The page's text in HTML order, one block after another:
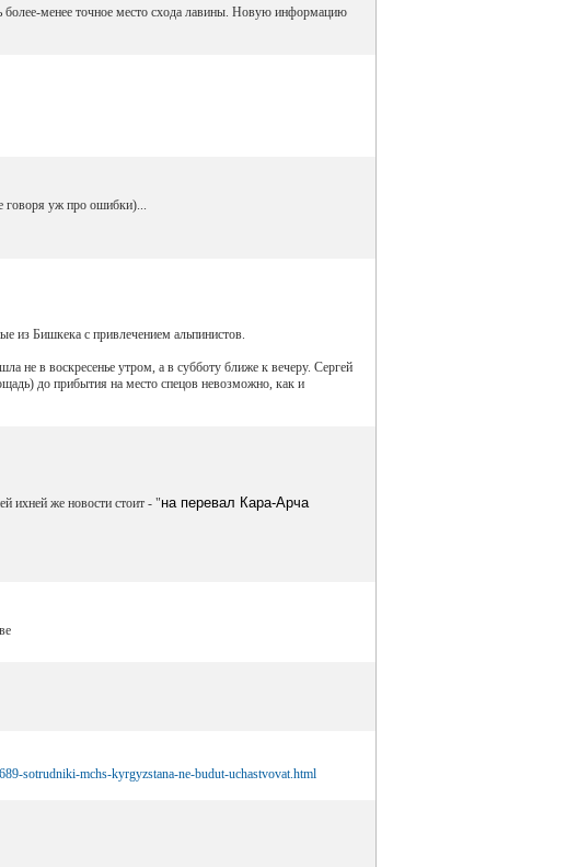
более-менее точное место схода лавины. Новую информацию
говоря уж про ошибки)...
из Бишкека с привлечением альпинистов.
не в воскресенье утром, а в субботу ближе к вечеру. Сергей
до прибытия на место спецов невозможно, как и
ихней же новости стоит - "на перевал Кара-Арча
sotrudniki-mchs-kyrgyzstana-ne-budut-uchastvovat.html